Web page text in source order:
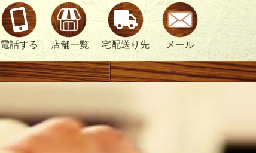
電話する
店舗一覧 宅配送り先 メール